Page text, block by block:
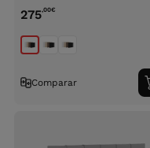
275,00€
Comparar